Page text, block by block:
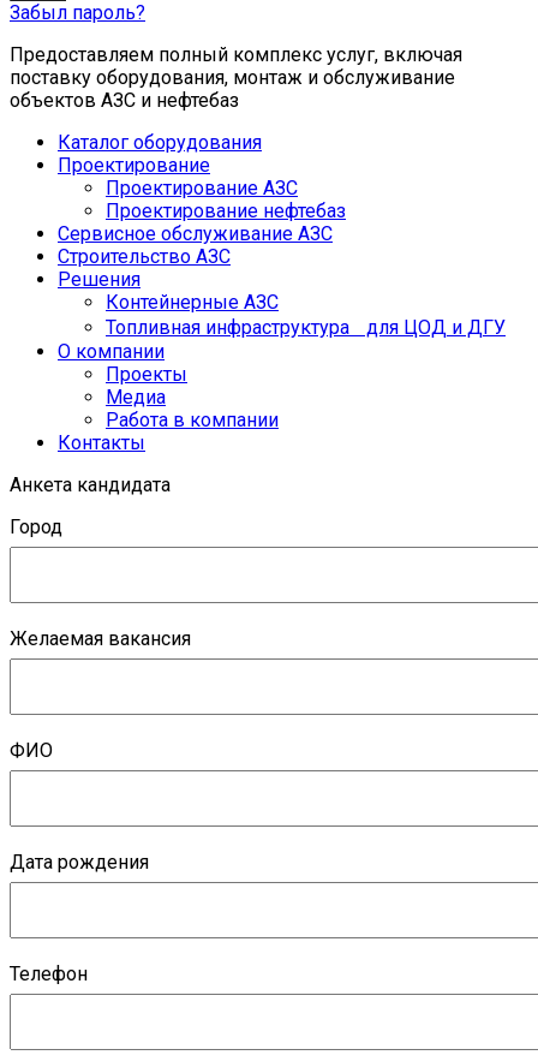
Забыл пароль?
Предоставляем полный комплекс услуг, включая
поставку оборудования, монтаж и обслуживание
объектов АЗС и нефтебаз
Каталог оборудования
Проектирование
Проектирование АЗС
Проектирование нефтебаз
Cервисное обслуживание АЗС
Строительство АЗС
Решения
Контейнерные АЗС
Топливная инфраструктура для ЦОД и ДГУ
О компании
Проекты
Медиа
Работа в компании
Контакты
Анкета кандидата
Город
Желаемая вакансия
ФИО
Дата рождения
Телефон